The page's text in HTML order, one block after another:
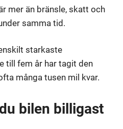
mer än bränsle, skatt och
samma tid.
starkaste
till fem år har tagit den
många tusen mil kvar.
bilen billigast